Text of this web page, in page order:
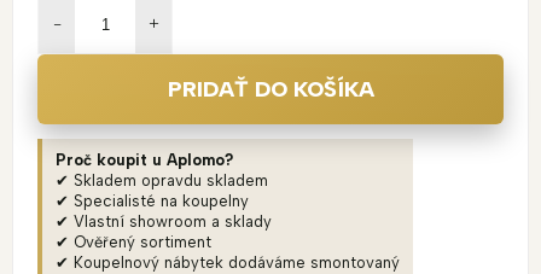
PRIDAŤ DO KOŠÍKA
Proč koupit u Aplomo?
✔ Skladem opravdu skladem
✔ Specialisté na koupelny
✔ Vlastní showroom a sklady
✔ Ověřený sortiment
✔ Koupelnový nábytek dodáváme smontovaný